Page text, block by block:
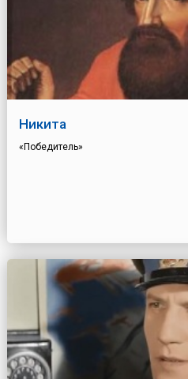
Никита
«Победитель»